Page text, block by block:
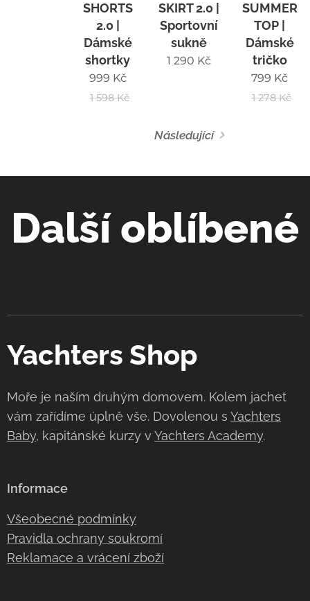
SHORTS
2.0 |
Dámské
shortky
999 Kč
1 598Kč
SKIRT 2.0 |
Sportovní
sukně
1 290 Kč
SUMMER
TOP |
Dámské
tričko
799 Kč
1 278Kč
Následující
Další oblíbené
Yachters Shop
Moře je naším druhým domovem. Kolem jachet
vám zařídíme úplně vše. Dovolenou s Yachters
Baby, kapitánské kurzy v Yachters Academy.
Informace
Všeobecné podmínky
Pravidla ochrany soukromí
Reklamace a vrácení zboží